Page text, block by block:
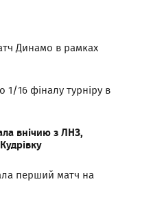
Динамо в рамках
1/16 фіналу турніру в
внічию з ЛНЗ,
перший матч на